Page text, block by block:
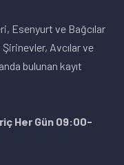
Esenyurt ve Bağcılar
Avcılar ve
bulunan kayıt
Her Gün 09:00-